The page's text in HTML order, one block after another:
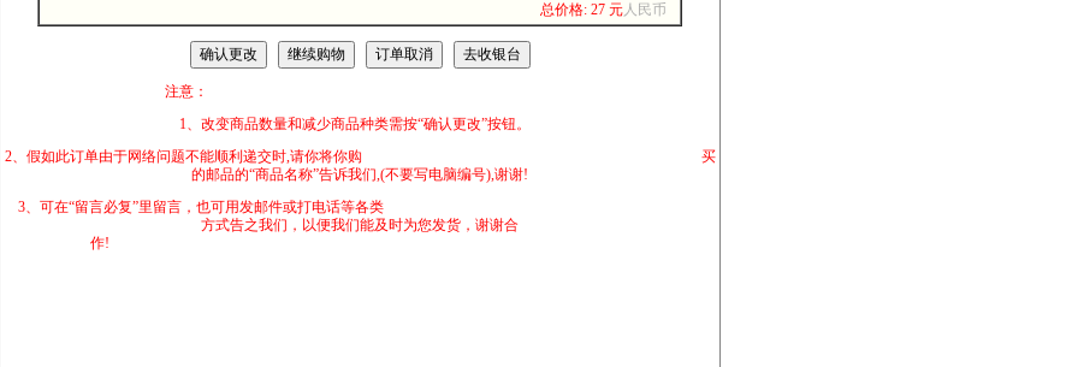
总价格: 27 元人民币
注意：
1、改变商品数量和减少商品种类需按“确认更改”按钮。
2、假如此订单由于网络问题不能顺利递交时,请你将你购 买
的邮品的“商品名称”告诉我们,(不要写电脑编号),谢谢!
3、可在“留言必复”里留言，也可用发邮件或打电话等各类
方式告之我们，以便我们能及时为您发货，谢谢合
作!